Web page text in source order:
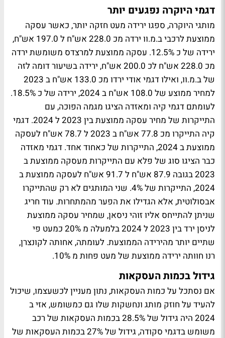
דגמי היוקרה נפגעים יותר
מותגי היוקרה, ספגו ירידה מעט חזקה יותר, כאשר עסקה
ממוצעת לרכבי ב.מ.וו ירדה מכ 228.0 אש"ח ל 197.0 אש"ח,
ירידה של כ 12.5%. עסקה ממוצעת למרצדס משומשת ירדה
מכ 228.0 אש"ח לכ 200.0 אש"ח, ירידה בשיעור דומה לזה
של ב.מ.וו, ואילו דגמי אודי ירדו מכ 133.0 אש"ח ב 2023
למחיר ממוצע של 108.0 אש"ח ב 2024, ירידה של כ 18.5%.
לעומתם דגמי קיה ומאזדה הציגו מגמה הפוכה, עם
התייקרות של מחיר עסקה ממוצעת בין 2023 ל 2024. דגמי
קיה התייקרו מכ 77.8 אש"ח ב 2023 ל 78.7 אש"ח לעסקה
ממוצעת ב 2024, התייקרות של כאחוד אחד. דגמי מאזדה
כבר הציגו סוג של פלא עם התייקרות מעסקה ממוצעת ב
2023 בגובה 87.9 אש"ח ל 91.7 אש"ח לעסקה ממוצעת ב
2024, התייקרות של 4%. שני המותגים לא רק שהתייקרו
אבסולוטית, אלא הגדילו את הפער מהמתחרות. עוד חריג
שניתן להתייחס אליו זוהי ניסאן, שמחיר עסקה ממוצעת
לניסן ירד בין 2023 ל 2024 בלמעלה מ 20% כמעט פי
שתיים יותר מהירידה הממוצעת. לעומתה, אחותה לקונצרן,
רנו חוותה ירידה ממוצעת של מעט פחות מ 10%.
גידול בכמות העסקאות
אם נסתכל על כמות העסקאות, נתון מעניין לכשעצמו, שיכול
להעיד על חוזק מותג ונחשקות שלו גם כמשומש, אזי ב
2024 היה גידול של 28.5% בכמות העסקאות של רכב
משומש בדגמי סקודה, גידול של 27% בכמות העסקאות של